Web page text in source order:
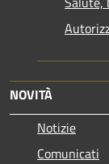
NOVITÀ
Notizie
Comunicati